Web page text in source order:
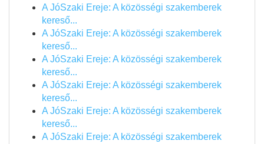
A JóSzaki Ereje: A közösségi szakemberek
kereső...
A JóSzaki Ereje: A közösségi szakemberek
kereső...
A JóSzaki Ereje: A közösségi szakemberek
kereső...
A JóSzaki Ereje: A közösségi szakemberek
kereső...
A JóSzaki Ereje: A közösségi szakemberek
kereső...
A JóSzaki Ereje: A közösségi szakemberek